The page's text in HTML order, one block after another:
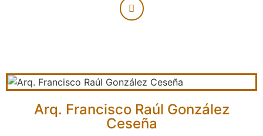
Arq. Francisco Raúl González
Ceseña